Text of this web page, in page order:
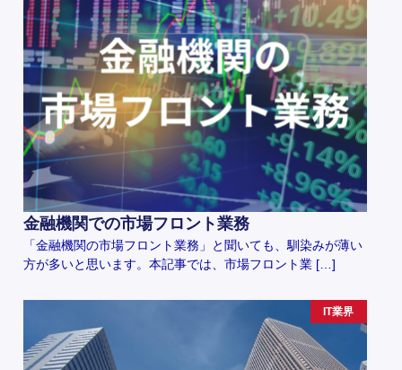
金融機関での市場フロント業務
「金融機関の市場フロント業務」と聞いても、馴染みが薄い
方が多いと思います。本記事では、市場フロント業 […]
IT業界